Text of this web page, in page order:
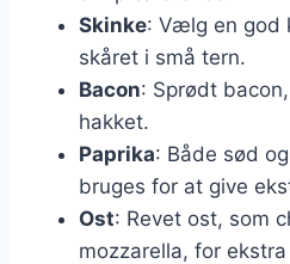
Skinke: Vælg en god
skåret i små tern.
Bacon: Sprødt
hakket.
Paprika: Både sød
bruges for at give
Ost: Revet ost, som
mozzarella, for